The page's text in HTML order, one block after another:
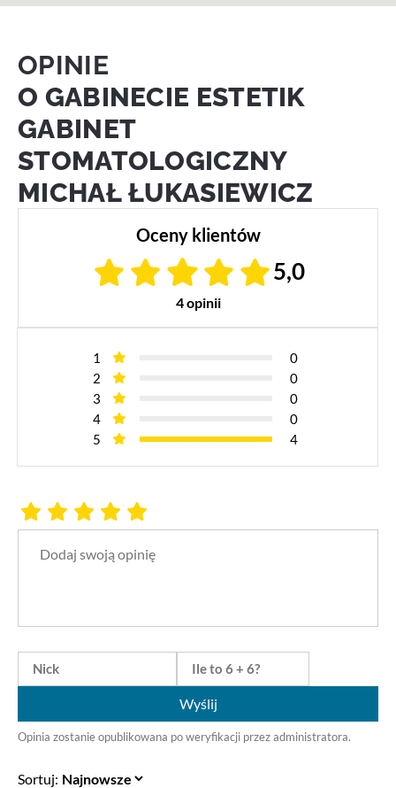
OPINIE
O GABINECIE ESTETIK
GABINET
STOMATOLOGICZNY
MICHAŁ ŁUKASIEWICZ
Oceny klientów
5,0
4 opinii
1
0
2
0
3
0
4
0
5
4
Wyślij
Opinia zostanie opublikowana po weryfikacji przez administratora.
Sortuj: